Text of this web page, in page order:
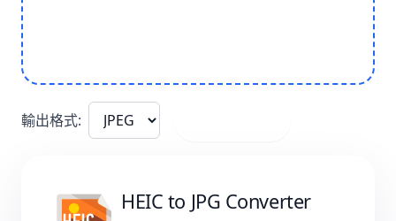
輸出格式:
HEIC to JPG Converter